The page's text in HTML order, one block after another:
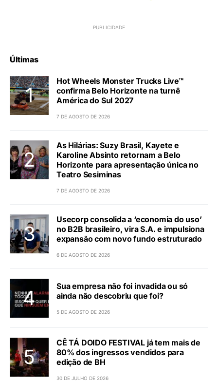
Últimas
Hot Wheels Monster Trucks Live™
confirma Belo Horizonte na turnê
América do Sul 2027
7 DE AGOSTO DE 2026
As Hilárias: Suzy Brasil, Kayete e
Karoline Absinto retornam a Belo
Horizonte para apresentação única no
Teatro Sesiminas
7 DE AGOSTO DE 2026
Usecorp consolida a ‘economia do uso’
no B2B brasileiro, vira S.A. e impulsiona
expansão com novo fundo estruturado
6 DE AGOSTO DE 2026
Sua empresa não foi invadida ou só
ainda não descobriu que foi?
5 DE AGOSTO DE 2026
CÊ TÁ DOIDO FESTIVAL já tem mais de
80% dos ingressos vendidos para
edição de BH
30 DE JULHO DE 2026